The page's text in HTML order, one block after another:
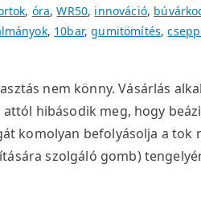
, óra,WR50, innováció,
, 10bar,gumitömítés,
nem könny. Vásárlás
hibásodik meg, hogy
komolyan befolyásolja a tok
szolgáló gomb)